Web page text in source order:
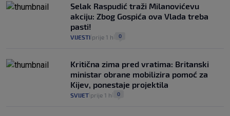
Selak Raspudić traži Milanovićevu
akciju: Zbog Gospića ova Vlada treba
pasti!
VIJESTI prije 1 h 0
Kritična zima pred vratima: Britanski
ministar obrane mobilizira pomoć za
Kijev, ponestaje projektila
SVIJET prije 1 h 0